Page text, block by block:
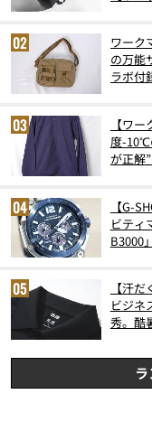
ワーク
の万能
ラボ付
【ワ
度-10℃
が正解
【G-
ビティ
B3000
【汗
ビジネ
秀。酷